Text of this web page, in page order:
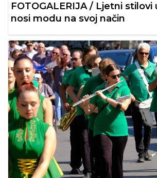
FOTOGALERIJA / Ljetni stilovi
nosi modu na svoj način